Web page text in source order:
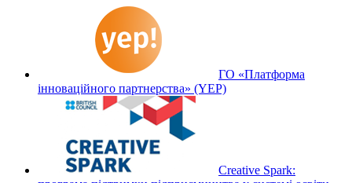
ГО «Платформа
інноваційного партнерства» (YEP)
Creative Spark: